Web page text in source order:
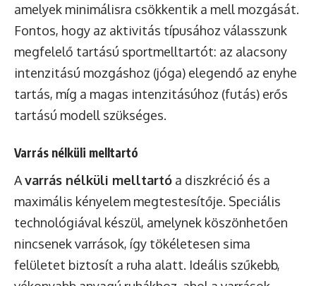
amelyek minimálisra csökkentik a mell mozgását.
Fontos, hogy az aktivitás típusához válasszunk
megfelelő tartású sportmelltartót: az alacsony
intenzitású mozgáshoz (jóga) elegendő az enyhe
tartás, míg a magas intenzitásúhoz (futás) erős
tartású modell szükséges.
Varrás nélküli melltartó
Avarrás nélküli melltartó a diszkréció és a
maximális kényelem megtestesítője. Speciális
technológiával készül, amelynek köszönhetően
nincsenek varrások, így tökéletesen sima
felületet biztosít a ruha alatt. Ideális szűkebb,